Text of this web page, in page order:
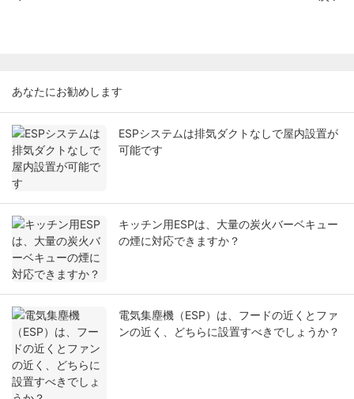
あなたにお勧めします
ESPシステムは排気ダクトなしで屋内設置が
可能です
キッチン用ESPは、大量の炭火バーベキュー
の煙に対応できますか？
電気集塵機（ESP）は、フードの近くとファ
ンの近く、どちらに設置すべきでしょうか？